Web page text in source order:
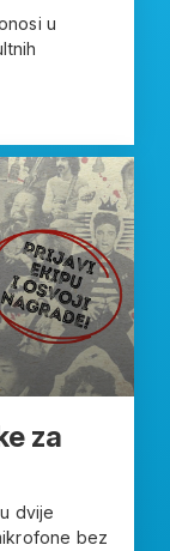
u
za
dvije
bez